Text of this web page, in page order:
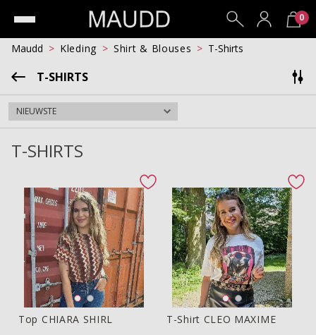
0
Maudd Kleding Shirt & Blouses T-Shirts
T-SHIRTS
T-SHIRTS
favorite button
Top CHIARA SHIRL
Top CHIARA SHIRL T-shirt CLEO MAXIME
T-Shirt CLEO MAXIME